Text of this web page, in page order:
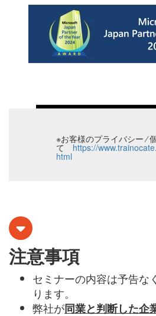
※お客様のプライバシー ⁄
て https://
html
注意事項
セミナーの内容は予告な
ります。
弊社が同業と判断した企